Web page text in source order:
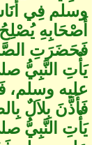
وسلم فِي
أَصْحَابِهِ يُصْلِحُ
فَحَضَرَتِ
يَأْتِ النَّبِيُّ
عليه وسلم،
فَأَذَّنَ بِلاَلٌ
يَأْتِ النَّبِيُّ